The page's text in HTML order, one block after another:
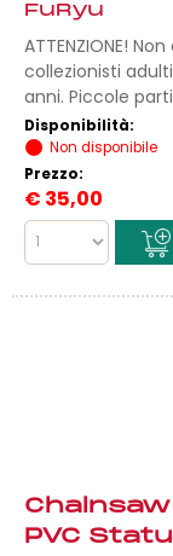
FuRyu
ATTENZIONE!
collezionisti
anni. Piccole
Disponibilità:
Non disponibile
Prezzo:
€ 35,00
PVC